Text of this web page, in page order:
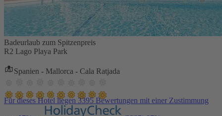
Badeurlaub zum Spitzenpreis
R2 Lago Playa Park
Spanien - Mallorca - Cala Ratjada
Für dieses Hotel liegen 3395 Bewertungen mit einer Zustimmung